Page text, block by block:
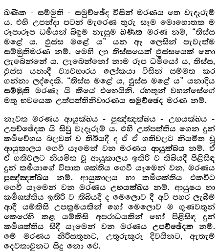
ඛණික - සම්මුති - සමුච්ඡේද විසින් මරණය තෙ වැදෑරුම්
ය. එහි උපන්දා පටන් මැරෙණ තුරු සෑම මොහොතක ම
රූපාරූප ධර්‍මයන් බිඳුම නැසුමඛණික මරණ නම්, “තිස්ස
මළේ ය. ඵුස්ස මළේ ය” යන ඈ ලෙසින් පැවැත්ම
සම්මුතිමරණ නම්. මෙහි ලා තිස්සයෙක් ඵුස්සයෙක් නො
ලැබෙන්නේ ය. ලැබෙන්නෝ නාම රූප ධර්‍මයෝ ය, තිස්ස,
ඵුස්ස යනාදී ව්‍යවහාරය ලෝකයා විසින් සම්මත කර
ගන්නා ලද්දෙකි. “තිස්ස මළේ ය, ඵුස්ස මළේ ය” යනාදිය
සම්මුති මරණැ යි කීයේ එහෙයිනි. රහතුන් වහන්සේගේ
මතු භවයෙක උත්පත්තිනිවාරණය සමුච්ඡෙද මරණ නම්.
නැවත මරණය ආයුක්ඛය - පුඤ්ඤක්ඛය - උභයක්ඛය -
උපච්ඡේදක යි සිවු වැදෑරුම් ය. එහි උත්පත්තිය ගෙන දුන්
කර්‍මවේගය බලවත් ව තිබියදී ද ඒ ඒ ගතිවලට නියමිත වූ
ආයුකාලය ගෙවී යෑමෙන් වන මරණය ආයුක්ඛය නම්. ඒ
ඒ ගතිවලට නියමිත වූ ආයුකාලය ඉතිරි ව තිබියදී පිළිසිඳ
දුන් කර්‍මයාගේ විපාක ශක්තිය ගෙවී යෑමෙන් වන, මරණය
පුඤ්ඤක්ඛය නම්. ආයුකාලය හා කර්‍මශක්තිය එකවිට
ගෙවී යෑමෙන් වන මරණයඋභයක්ඛය නම්. ආයුෂය හා
කර්‍මශක්තිය ඉතිරි ව තිබියදී ද මෙලොව දී අවි පහර ලැබීම්
ආදී යම්කිසි උපක්‍රමයකින් හෝ මෙලොව ම ගුණවතුන්
කෙරෙහි කළ යම්කිසි අපරාධයකින් හෝ පිළිසිඳ දුන්
කර්‍මශක්තිය සිදී යෑමෙන් වන මරණය උපච්ඡේදක නම්.
මේ මරණය නිරිසතුනට, උතුරුකුරු දිවයිනට, ඇතැම්
දෙවතාවුනට සිදු නො වේ.